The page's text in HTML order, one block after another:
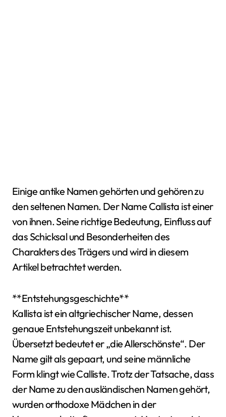
Einige antike Namen gehörten und gehören zu
den seltenen Namen. Der Name Callista ist einer
von ihnen. Seine richtige Bedeutung, Einfluss auf
das Schicksal und Besonderheiten des
Charakters des Trägers und wird in diesem
Artikel betrachtet werden.
**Entstehungsgeschichte**
Kallista ist ein altgriechischer Name, dessen
genaue Entstehungszeit unbekannt ist.
Übersetzt bedeutet er „die Allerschönste“. Der
Name gilt als gepaart, und seine männliche
Form klingt wie Calliste. Trotz der Tatsache, dass
der Name zu den ausländischen Namen gehört,
wurden orthodoxe Mädchen in der